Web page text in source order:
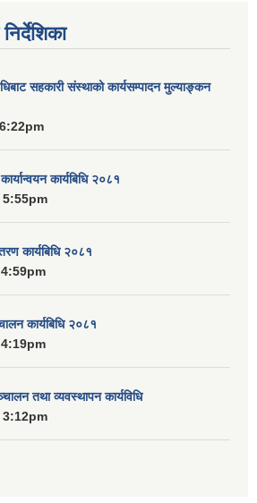
सहकारी संस्थाको कार्यसम्पादन मुल्याङ्कन
कार्यबिधि २०८१
5:55pm
कार्यबिधि २०८१
कार्यबिधि २०८१
तथा व्यवस्थापन कार्यविधि
3:12pm